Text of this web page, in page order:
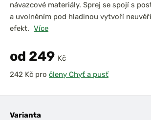
návazcové materiály. Sprej se spojí s
a uvolněním pod hladinou vytvoří
efekt. Více
od 249 Kč
pro členy Chyť a pusť
Varianta